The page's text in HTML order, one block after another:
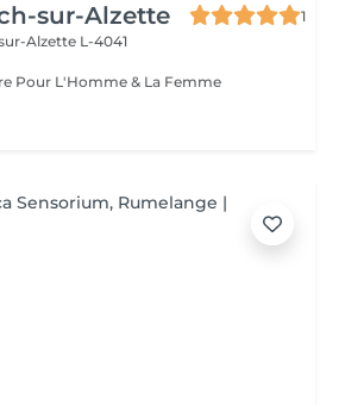
sur-Alzette
1
Alzette L-4041
Esthétique & Bien-être Pour L'Homme & La Femme